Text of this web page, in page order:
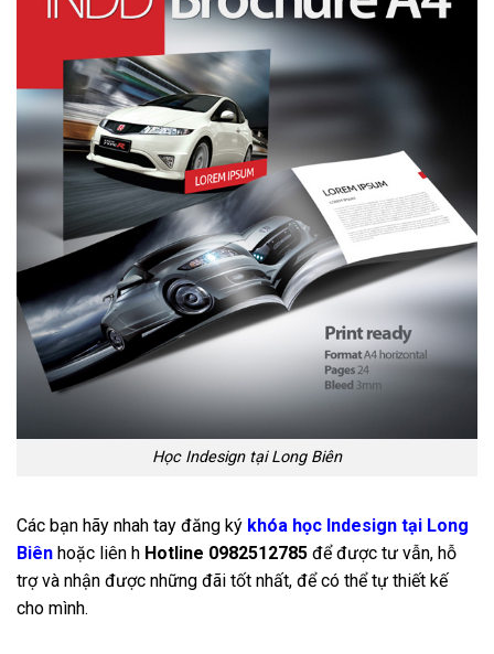
Học Indesign tại Long Biên
Các bạn hãy nhah tay đăng ký khóa học Indesign tại Long
Biên hoặc liên h Hotline 0982512785 để được tư vẫn, hỗ
trợ và nhận được những đãi tốt nhất, để có thể tự thiết kế
cho mình.